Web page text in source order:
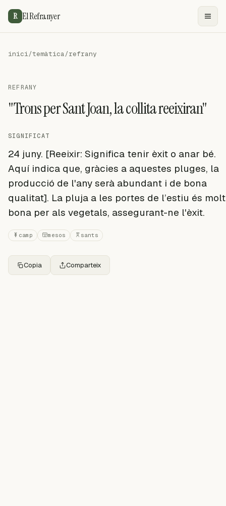
R El Refranyer
inici/temàtica/refrany
REFRANY
"Trons per Sant Joan, la collita reeixiran"
SIGNIFICAT
24 juny. [Reeixir: Significa tenir èxit o anar bé.
Aquí indica que, gràcies a aquestes pluges, la
producció de l'any serà abundant i de bona
qualitat]. La pluja a les portes de l’estiu és molt
bona per als vegetals, assegurant-ne l'èxit.
camp mesos sants
Copia Comparteix